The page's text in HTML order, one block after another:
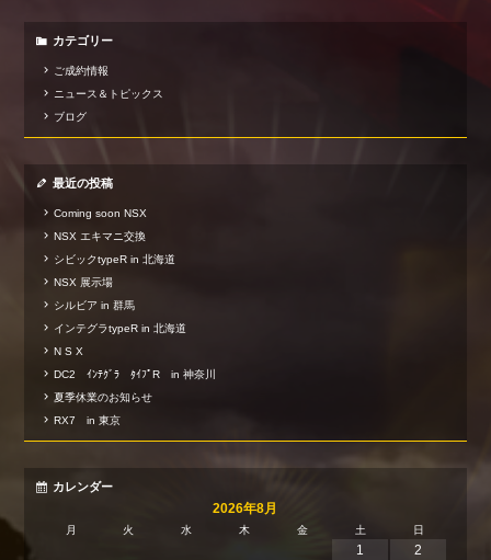
カテゴリー
ご成約情報
ニュース＆トピックス
ブログ
最近の投稿
Coming soon NSX
NSX エキマニ交換
シビックtypeR in 北海道
NSX 展示場
シルビア in 群馬
インテグラtypeR in 北海道
N S X
DC2 ｲﾝﾃｸﾞﾗ ﾀｲﾌﾟR in 神奈川
夏季休業のお知らせ
RX7 in 東京
カレンダー
2026年8月
月 火 水 木 金 土 日
1
2